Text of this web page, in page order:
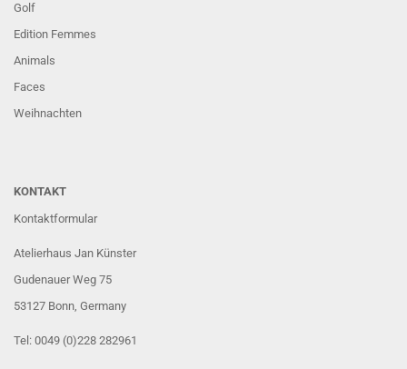
Golf
Edition Femmes
Animals
Faces
Weihnachten
KONTAKT
Kontaktformular
Atelierhaus Jan Künster
Gudenauer Weg 75
53127 Bonn, Germany
Tel: 0049 (0)228 282961